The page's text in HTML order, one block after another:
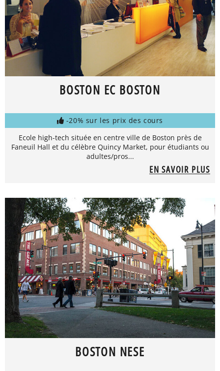
BOSTON EC BOSTON
-20% sur les prix des cours
Ecole high-tech située en centre ville de Boston près de
Faneuil Hall et du célèbre Quincy Market, pour étudiants ou
adultes/pros...
EN SAVOIR PLUS
BOSTON NESE